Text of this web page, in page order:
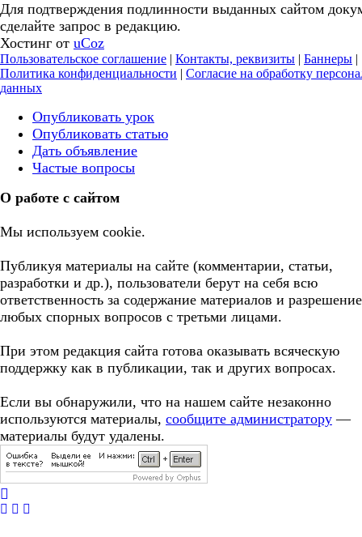
Для подтверждения подлинности выданных сайтом
сделайте запрос в редакцию.
Хостинг от uCoz
Пользовательское соглашение | Контакты, реквизиты | Баннеры |
Политика конфиденциальности | Согласие на обработку
данных
Опубликовать урок
Опубликовать статью
Дать объявление
Частые вопросы
О работе с сайтом
Мы используем cookie.
Публикуя материалы на сайте (комментарии, статьи,
разработки и др.), пользователи берут на себя всю
ответственность за содержание материалов и разрешение
любых спорных вопросов с третьми лицами.
При этом редакция сайта готова оказывать всяческую
поддержку как в публикации, так и других вопросах.
Если вы обнаружили, что на нашем сайте незаконно
используются материалы, сообщите администратору —
материалы будут удалены.